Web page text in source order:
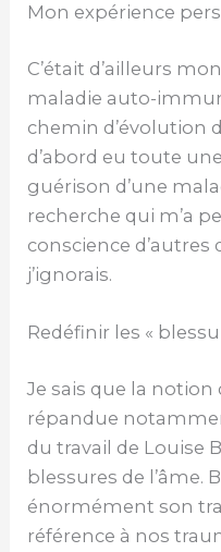
Mon expérience
C’était d’ailleurs
maladie auto-
chemin d’évolution
d’abord eu toute
guérison d’une
recherche qui m’a
conscience
j’ignorais.
Redéfinir les «
Je sais que la notion
répandue
du travail de Louise
blessures de l’âme.
énormément son
référence à nos